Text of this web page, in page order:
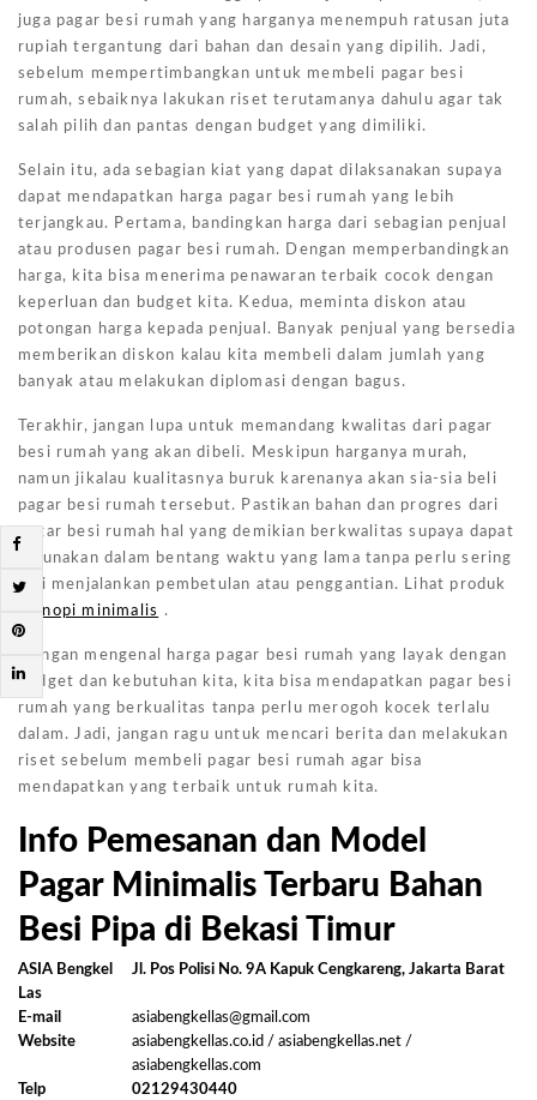
juga pagar besi rumah yang harganya menempuh ratusan juta
rupiah tergantung dari bahan dan desain yang dipilih. Jadi,
sebelum mempertimbangkan untuk membeli pagar besi
rumah, sebaiknya lakukan riset terutamanya dahulu agar tak
salah pilih dan pantas dengan budget yang dimiliki.
Selain itu, ada sebagian kiat yang dapat dilaksanakan supaya
dapat mendapatkan harga pagar besi rumah yang lebih
terjangkau. Pertama, bandingkan harga dari sebagian penjual
atau produsen pagar besi rumah. Dengan memperbandingkan
harga, kita bisa menerima penawaran terbaik cocok dengan
keperluan dan budget kita. Kedua, meminta diskon atau
potongan harga kepada penjual. Banyak penjual yang bersedia
memberikan diskon kalau kita membeli dalam jumlah yang
banyak atau melakukan diplomasi dengan bagus.
Terakhir, jangan lupa untuk memandang kwalitas dari pagar
besi rumah yang akan dibeli. Meskipun harganya murah,
namun jikalau kualitasnya buruk karenanya akan sia-sia beli
pagar besi rumah tersebut. Pastikan bahan dan progres dari
pagar besi rumah hal yang demikian berkwalitas supaya dapat
digunakan dalam bentang waktu yang lama tanpa perlu sering
kali menjalankan pembetulan atau penggantian. Lihat produk
kanopi minimalis .
Dengan mengenal harga pagar besi rumah yang layak dengan
budget dan kebutuhan kita, kita bisa mendapatkan pagar besi
rumah yang berkualitas tanpa perlu merogoh kocek terlalu
dalam. Jadi, jangan ragu untuk mencari berita dan melakukan
riset sebelum membeli pagar besi rumah agar bisa
mendapatkan yang terbaik untuk rumah kita.
Info Pemesanan dan Model
Pagar Minimalis Terbaru Bahan
Besi Pipa di Bekasi Timur
ASIA Bengkel
Las
Jl. Pos Polisi No. 9A Kapuk Cengkareng, Jakarta Barat
E-mail
asiabengkellas@gmail.com
Website
asiabengkellas.co.id / asiabengkellas.net /
asiabengkellas.com
Telp
02129430440